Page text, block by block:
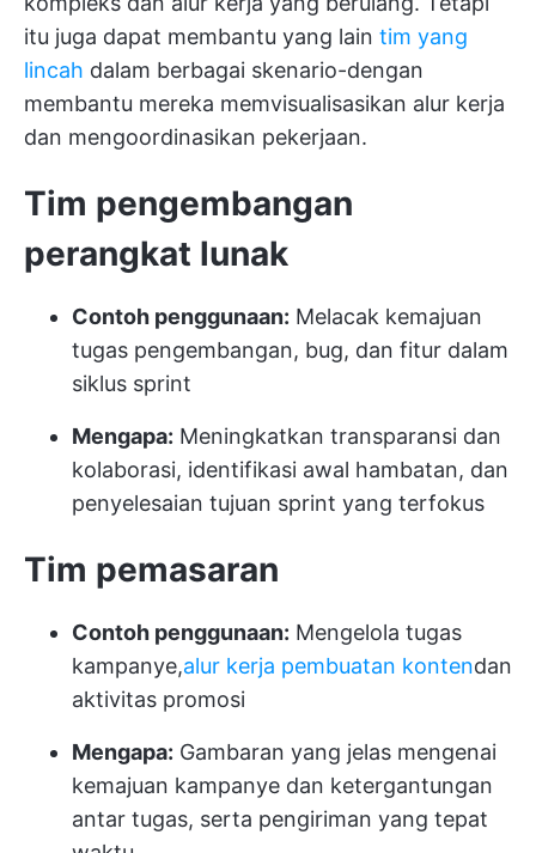
itu juga dapat membantu yang lain tim yang
lincah dalam berbagai skenario-dengan
membantu mereka memvisualisasikan alur kerja
dan mengoordinasikan pekerjaan.
Tim pengembangan
perangkat lunak
Contoh penggunaan: Melacak kemajuan
tugas pengembangan, bug, dan fitur dalam
siklus sprint
Mengapa: Meningkatkan transparansi dan
kolaborasi, identifikasi awal hambatan, dan
penyelesaian tujuan sprint yang terfokus
Tim pemasaran
Contoh penggunaan: Mengelola tugas
kampanye,alur kerja pembuatan kontendan
aktivitas promosi
Mengapa: Gambaran yang jelas mengenai
kemajuan kampanye dan ketergantungan
antar tugas, serta pengiriman yang tepat